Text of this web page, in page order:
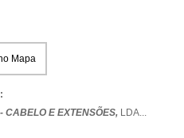
Mapa
CABELO E EXTENSÕES, LDA...